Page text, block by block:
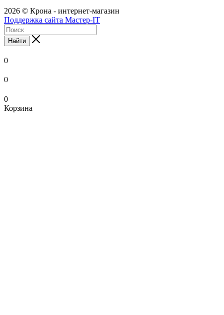
2026 © Крона - интернет-магазин
Поддержка сайта Мастер-IT
Найти
0
0
0
Корзина